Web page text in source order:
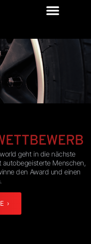
geht in die nächste
Menschen,
den Award und einen
›